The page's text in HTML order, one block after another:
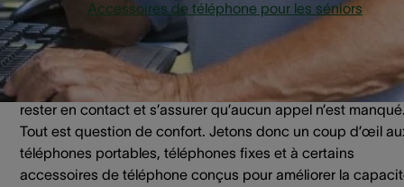
Accessoires de téléphone pour les séniors
Ne vous inquiétez pas : peu importe votre profil ou celui du
sénior que vous côtoyez, il existe d’excellentes solutions
rester en contact et s’assurer qu’aucun appel n’est
Tout est question de confort. Jetons donc un coup d’œil
téléphones portables, téléphones fixes et à certains
accessoires de téléphone conçus pour améliorer la